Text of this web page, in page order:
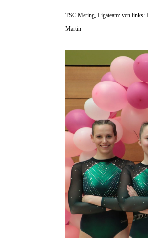
TSC Mering, Ligateam: von links:
Martin